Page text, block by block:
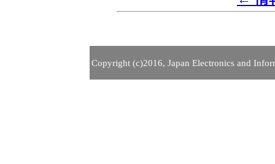
Copyright (c)2016, Japan Electronics and